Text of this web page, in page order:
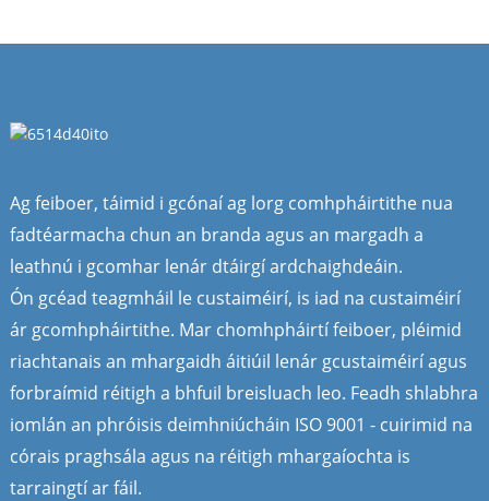
Ag feiboer, táimid i gcónaí ag lorg comhpháirtithe nua
fadtéarmacha chun an branda agus an margadh a
leathnú i gcomhar lenár dtáirgí ardchaighdeáin.
Ón gcéad teagmháil le custaiméirí, is iad na custaiméirí
ár gcomhpháirtithe. Mar chomhpháirtí feiboer, pléimid
riachtanais an mhargaidh áitiúil lenár gcustaiméirí agus
forbraímid réitigh a bhfuil breisluach leo. Feadh shlabhra
iomlán an phróisis deimhniúcháin ISO 9001 - cuirimid na
córais praghsála agus na réitigh mhargaíochta is
tarraingtí ar fáil.